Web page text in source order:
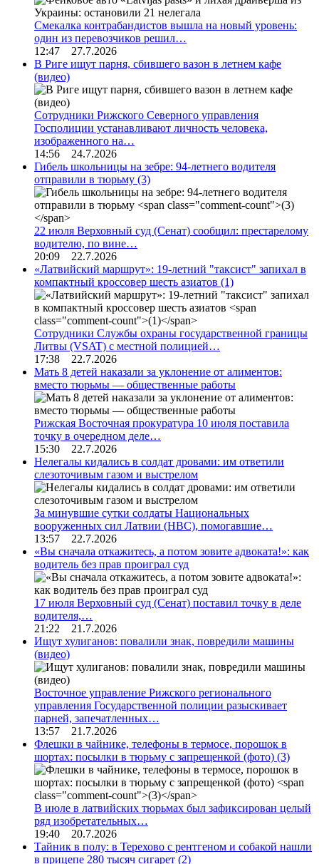
Смекалка контрабандистов вышла на новый уровень:
один из перевозчиков решил…
12:47 27.7.2026
В Риге ищут парня, сбившего вазон в летнем кафе
(видео)
Сотрудники Рижского Северного управления
Госполиции устанавливают личность человека,
изображенного на…
14:56 24.7.2026
Гибель школьницы на зебре: 94-летнего водителя
отправили в тюрьму (3)
22 июля Верховный суд (Сенат) сообщил: престарелому
водителю, по вине…
20:09 22.7.2026
«Латвийский маршрут»: 19-летний "таксист" запихал в
компактный кроссовер шесть азиатов (1)
Сотрудники Службы охраны государственной границы
Литвы (VSAT) с местной полицией…
17:38 22.7.2026
Мать 8 детей наказали за уклонение от алиментов:
вместо тюрьмы — общественные работы
Рижская Восточная прокуратура 10 июля поставила
точку в очередном деле…
15:30 22.7.2026
Нелегалы кидались в солдат дровами: им ответили
слезоточивым газом и выстрелом
За минувшие сутки солдаты Национальных
вооруженных сил Латвии (НВС), помогавшие…
13:57 22.7.2026
«Вы сначала откажитесь, а потом зовите адвоката!»: как
водитель без прав проиграл суд
17 июля Верховный суд (Сенат) поставил точку в деле
водителя,…
21:22 21.7.2026
Ищут хулиганов: повалили знак, повредили машины
(видео)
Восточное управление Рижского регионального
управления Государственной полиции разыскивает
парней, запечатленных…
13:57 21.7.2026
Флешки в чайнике, телефоны в термосе, порошок в
шортах: посылки в тюрьму с запрещенкой (фото) (3)
В июле в латвийских тюрьмах был зафиксирован целый
ряд изобретательных…
19:40 20.7.2026
Тайник в полу: в Терехово с рентгеном и собакой нашли
в прицепе 280 тысяч сигарет (2)